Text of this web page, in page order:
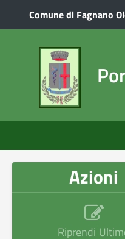
Salta al contenuto principale
Comune di Fagnano
Azioni
Riprendi